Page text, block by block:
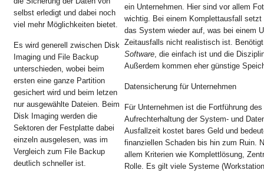
selbst erledigt und dabei noch
viel mehr Möglichkeiten bietet.
Es wird generell zwischen Disk
Imaging und File Backup
unterschieden, wobei beim
ersten eine ganze Partition
gesichert wird und beim letzen
nur ausgewählte Dateien. Beim
Disk Imaging werden die
Sektoren der Festplatte dabei
einzeln ausgelesen, was im
Vergleich zum File Backup
deutlich schneller ist.
ein Unternehmen. Hier sind vor allem
wichtig. Bei einem Komplettausfall
das System wieder auf, was bei einem
Zeitausfalls nicht realistisch ist.
Software, die einfach ist und die
Außerdem kommen eher günstige
Datensicherung für Unternehmen
Für Unternehmen ist die Fortführung
Aufrechterhaltung der System- und
Ausfallzeit kostet bares Geld und
finanziellen Schaden bis hin zum Ruin.
allem Kriterien wie Komplettlösung,
Rolle. Es gilt viele Systeme